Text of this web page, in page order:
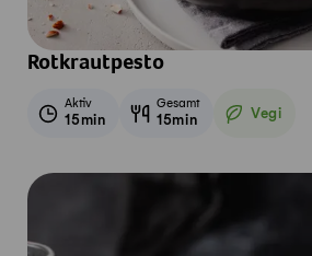
Rotkrautpesto
Aktiv
15min
Gesamt
15min Vegi
Vegetarisch